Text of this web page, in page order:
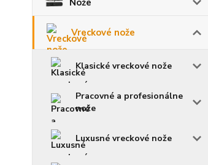
Nože
Vreckové nože
Klasické vreckové nože
Pracovné a profesionálne
nože
Luxusné vreckové nože